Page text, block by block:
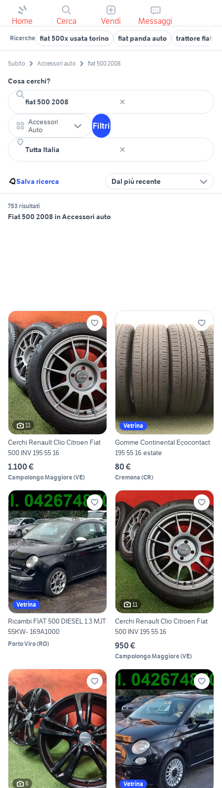
Home Cerca Vendi Messaggi
Ricerche fiat 500x usata torino fiat panda auto trattore fiat
Subito Accessori auto fiat 500 2008
Cosa cerchi?
Accessori
Auto
Filtri
Salva ricerca Dal più recente
753 risultati
Fiat 500 2008 in Accessori auto
11
Cerchi Renault Clio Citroen Fiat
500 INV 195 55 16
1.100 €
Campolongo Maggiore(VE)
Vetrina
Gomme Continental Ecocontact
195 55 16 estate
80 €
Cremona (CR)
Vetrina
Ricambi FIAT 500 DIESEL 1.3 MJT
55KW- 169A1000
Porto Viro(RO)
11
Cerchi Renault Clio Citroen Fiat
500 INV 195 55 16
950 €
Campolongo Maggiore(VE)
6 Vetrina